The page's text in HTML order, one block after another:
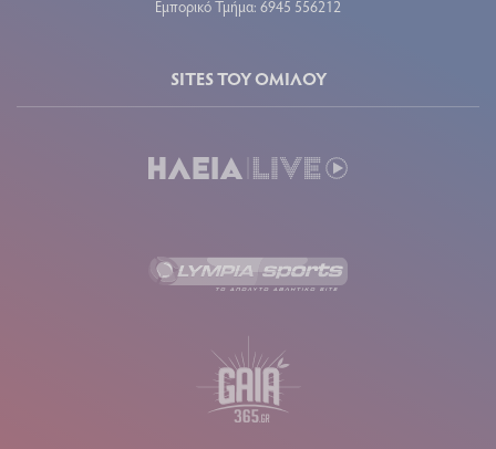
Εμπορικό Τμήμα: 6945 556212
SITES ΤΟΥ ΟΜΙΛΟΥ